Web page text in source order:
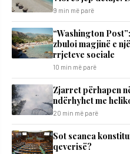
9 min më parë
“Washington
zbuloi magjinë e
rrjeteve sociale
10 min më parë
Zjarret përhapen
ndërhyhet me
20 min më parë
Sot seanca
qeverisë?